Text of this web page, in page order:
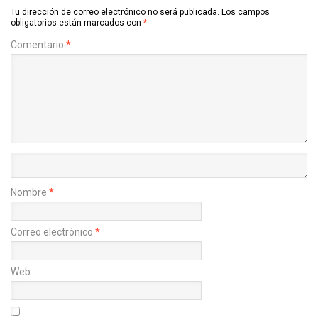
Tu dirección de correo electrónico no será publicada. Los campos
obligatorios están marcados con *
Comentario *
Nombre *
Correo electrónico *
Web